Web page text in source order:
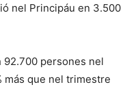
nel Principáu en 3.500
92.700 persones nel
que nel trimestre